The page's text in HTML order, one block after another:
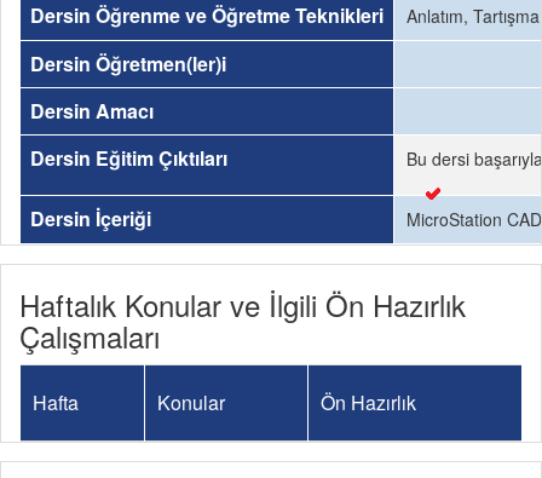
Dersin Öğrenme ve Öğretme Teknikleri Anlatım,
Dersin Öğretmen(ler)i
Dersin Amacı
Dersin Eğitim Çıktıları
Bu dersi
Dersin İçeriği MicroStation
Haftalık Konular ve İlgili Ön Hazırlık
Çalışmaları
Hafta Konular Ön Hazırlık